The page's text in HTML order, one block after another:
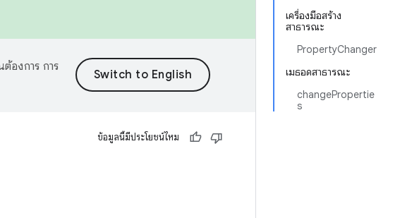
เครื่องมือสร้าง
สาธารณะ
PropertyChanger
เมธอดสาธารณะ
changePropertie
s
องการ การ
ข้อมูลนี้มีประโยชน์ไหม